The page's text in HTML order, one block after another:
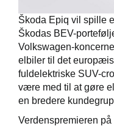
Škoda Epiq vil spille
Škodas BEV-
Volkswagen-
elbiler til det
fuldelektriske SUV-
være med til at gøre
en bredere
Verdenspremieren